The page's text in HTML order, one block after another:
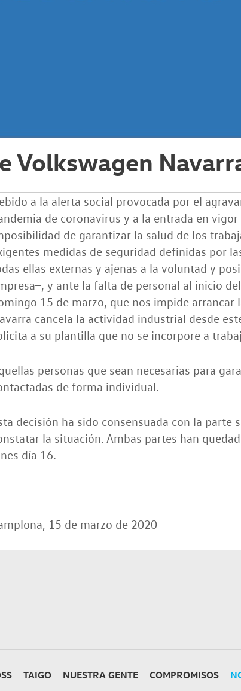
Volkswagen
a la alerta social provocada por el
de coronavirus y a la entrada en
de garantizar la salud de los
medidas de seguridad definidas por
ellas externas y ajenas a la voluntad y
, y ante la falta de personal al inicio
15 de marzo, que nos impide arrancar
cancela la actividad industrial desde
a su plantilla que no se incorpore a
personas que sean necesarias para
de forma individual.
decisión ha sido consensuada con la parte
la situación. Ambas partes han
día 16.
15 de marzo de 2020
TAIGO NUESTRA GENTE COMPROMISOS